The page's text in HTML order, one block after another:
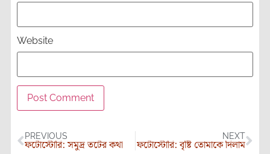
Website
PREVIOUS
ফটোস্টোরি: সমুদ্র তটের কথা
NEXT
ফটোস্টোরি: বৃষ্টি তোমাকে দিলাম